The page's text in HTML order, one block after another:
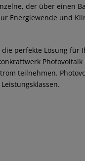
der über einen
Energiewende und
die perfekte Lösung für
teilnehmen.